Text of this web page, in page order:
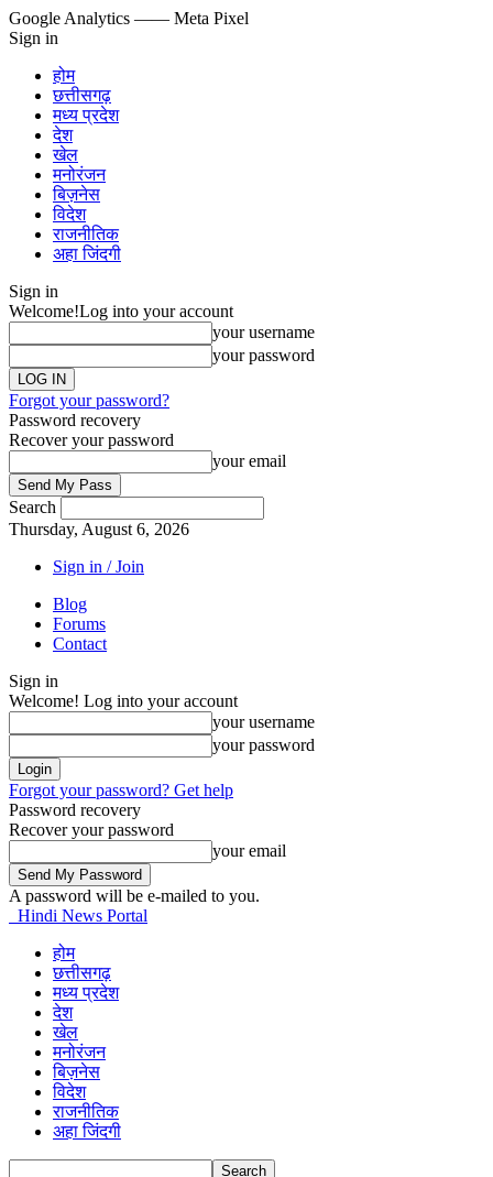
Google Analytics —— Meta Pixel
Sign in
होम
छत्तीसगढ़
मध्य प्रदेश
देश
खेल
मनोरंजन
बिज़नेस
विदेश
राजनीतिक
अहा जिंदगी
Sign in
Welcome!Log into your account
your username
your password
Forgot your password?
Password recovery
Recover your password
your email
Search
Thursday, August 6, 2026
Sign in / Join
Blog
Forums
Contact
Sign in
Welcome! Log into your account
your username
your password
Forgot your password? Get help
Password recovery
Recover your password
your email
A password will be e-mailed to you.
Hindi News Portal
होम
छत्तीसगढ़
मध्य प्रदेश
देश
खेल
मनोरंजन
बिज़नेस
विदेश
राजनीतिक
अहा जिंदगी